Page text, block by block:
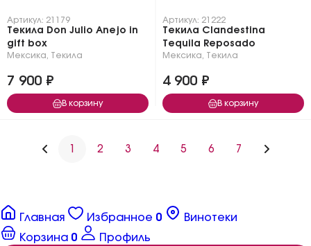
Артикул: 21179
Текила Don Julio Anejo in
gift box
Мексика Текила
7 900 ₽
В корзину
Артикул: 21222
Текила Clandestina
Tequila Reposado
Мексика Текила
4 900 ₽
В корзину
1 2 3 4 5 6 7
Главная Избранное 0
Винотеки
Корзина 0 Профиль